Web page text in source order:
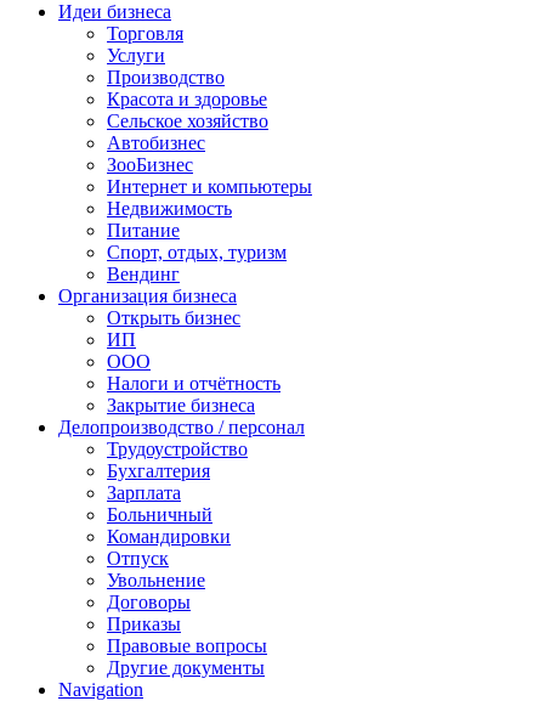
Идеи бизнеса
Торговля
Услуги
Производство
Красота и здоровье
Сельское хозяйство
Автобизнес
ЗооБизнес
Интернет и компьютеры
Недвижимость
Питание
Спорт, отдых, туризм
Вендинг
Организация бизнеса
Открыть бизнес
ИП
ООО
Налоги и отчётность
Закрытие бизнеса
Делопроизводство / персонал
Трудоустройство
Бухгалтерия
Зарплата
Больничный
Командировки
Отпуск
Увольнение
Договоры
Приказы
Правовые вопросы
Другие документы
Navigation